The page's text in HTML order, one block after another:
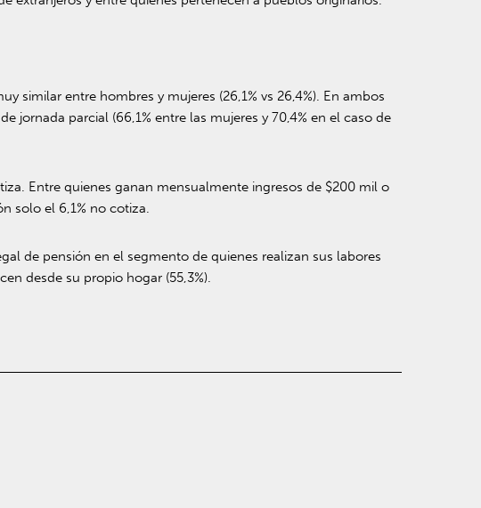
similar entre hombres y mujeres (26,1% vs 26,4%). En ambos
jornada parcial (66,1% entre las mujeres y 70,4% en el caso de
Entre quienes ganan mensualmente ingresos de $200 mil o
solo el 6,1% no cotiza.
de pensión en el segmento de quienes realizan sus labores
desde su propio hogar (55,3%).